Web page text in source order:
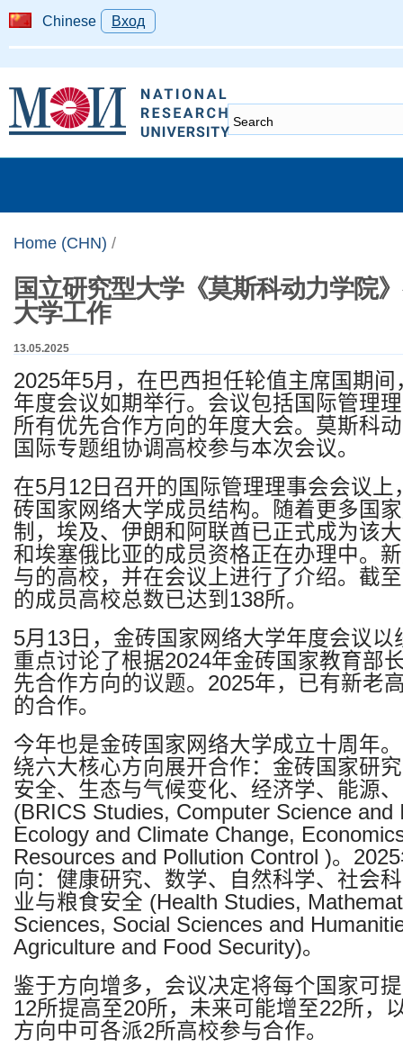
Chinese Вход
Home (CHN) /
国立研究型大学《莫斯科动力学院
大学工作
13.05.2025
2025年5月，在巴西担任轮值主席国期
年度会议如期举行。会议包括国际管理
所有优先合作方向的年度大会。莫斯科
国际专题组协调高校参与本次会议。
在5月 12 日召开的国际管理理事会会议
砖国家网络大学成员结构。随着更多国
制，埃及、伊朗和阿联酋已正式成为该
和埃塞俄比亚的成员资格正在办理中。
与的高校，并在会议上进行了介绍。截
的成员高校总数已达到 138所。
5月 13 日，金砖国家网络大学年度会议
重点讨论了根据2024年金砖国家教育部
先合作方向的议题。 2025年，已有新老
的合作。
今年也是金砖国家网络大学成立十周年
绕六大核心方向展开合作：金砖国家研
安全、生态与气候变化、经济学、能源
(BRICS Studies, Computer Science and
Ecology and Climate Change,
Resources and Pollution Control )。 2025
向：健康研究、数学、自然科学、社会
业与粮食安全 (Health Studies,
Sciences, Social Sciences and
Agriculture and Food Security)。
鉴于方向增多，会议决定将每个国家可
12所提高至20所，未来可能增至22所，
方向中可各派2所高校参与合作。